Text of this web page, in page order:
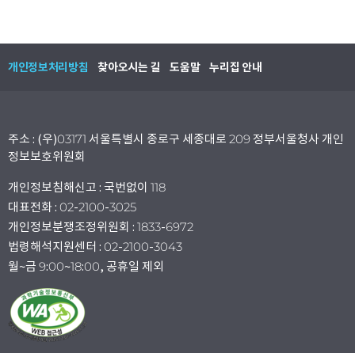
개인정보처리방침 찾아오시는 길 도움말 누리집 안내
주소 : (우)03171 서울특별시 종로구 세종대로 209 정부서울청사 개인
정보보호위원회
개인정보침해신고 : 국번없이 118
대표전화 : 02-2100-3025
개인정보분쟁조정위원회 : 1833-6972
법령해석지원센터 : 02-2100-3043
월~금 9:00~18:00, 공휴일 제외